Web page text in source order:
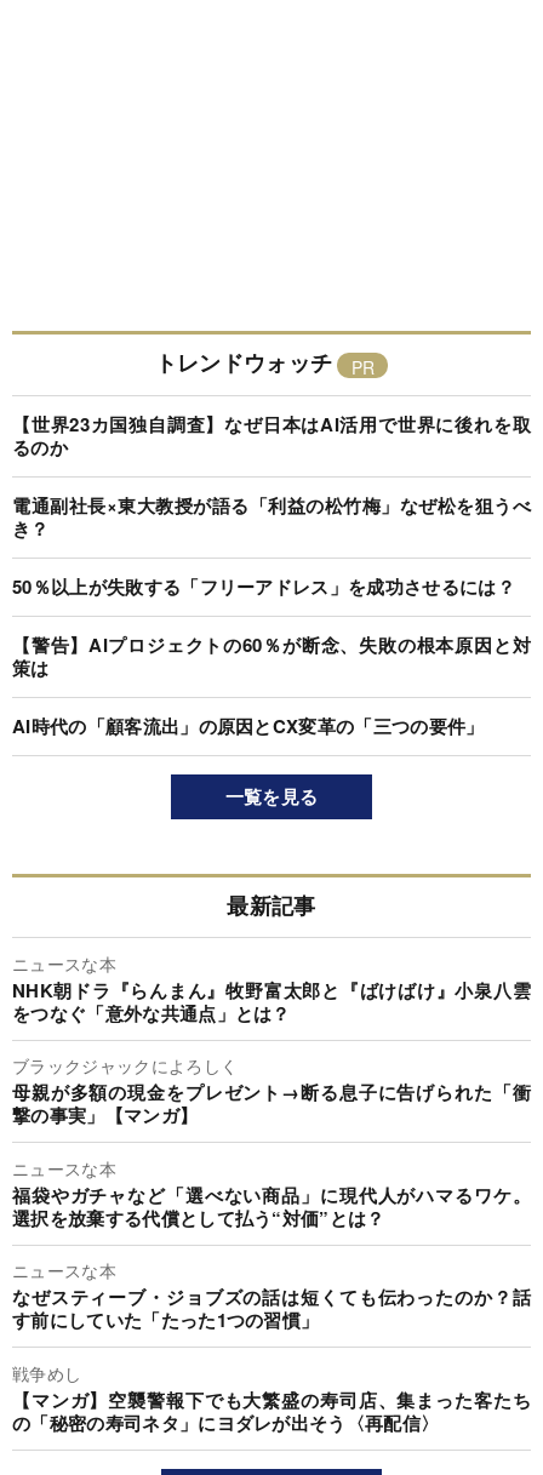
トレンドウォッチ
【世界23カ国独自調査】なぜ日本はAI活用で世界に後れを取
るのか
電通副社長×東大教授が語る「利益の松竹梅」なぜ松を狙うべ
き？
50％以上が失敗する「フリーアドレス」を成功させるには？
【警告】AIプロジェクトの60％が断念、失敗の根本原因と対
策は
AI時代の「顧客流出」の原因とCX変革の「三つの要件」
一覧を見る
最新記事
ニュースな本
NHK朝ドラ『らんまん』牧野富太郎と『ばけばけ』小泉八雲
をつなぐ「意外な共通点」とは？
ブラックジャックによろしく
母親が多額の現金をプレゼント→断る息子に告げられた「衝
撃の事実」【マンガ】
ニュースな本
福袋やガチャなど「選べない商品」に現代人がハマるワケ。
選択を放棄する代償として払う“対価”とは？
ニュースな本
なぜスティーブ・ジョブズの話は短くても伝わったのか？話
す前にしていた「たった1つの習慣」
戦争めし
【マンガ】空襲警報下でも大繁盛の寿司店、集まった客たち
の「秘密の寿司ネタ」にヨダレが出そう〈再配信〉